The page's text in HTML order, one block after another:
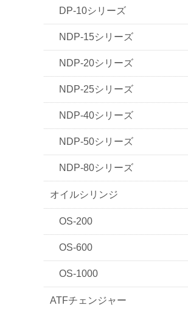
DP-10シリーズ
NDP-15シリーズ
NDP-20シリーズ
NDP-25シリーズ
NDP-40シリーズ
NDP-50シリーズ
NDP-80シリーズ
オイルシリンジ
OS-200
OS-600
OS-1000
ATFチェンジャー